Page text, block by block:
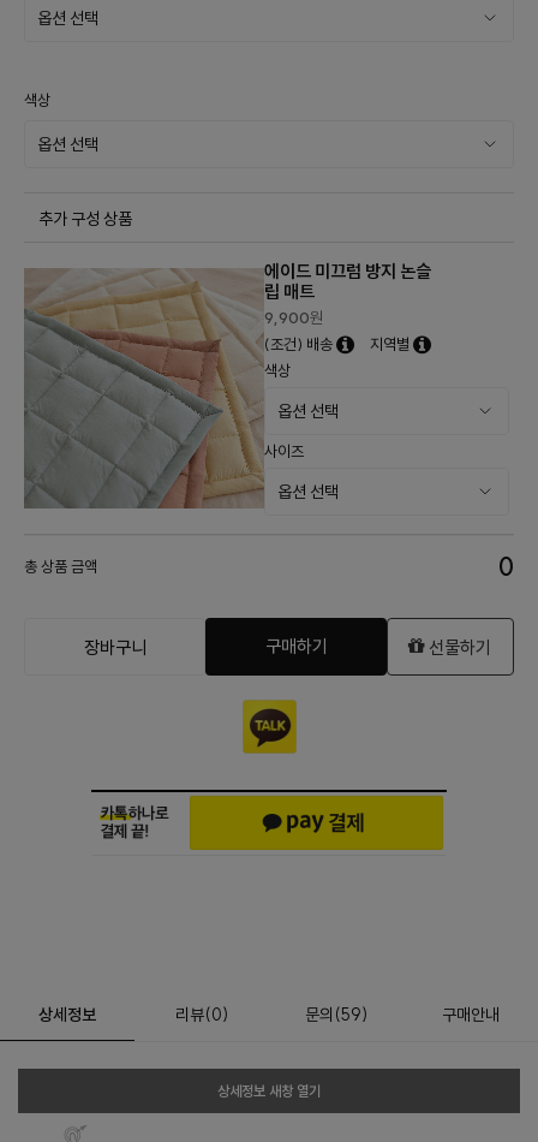
색상
추가 구성 상품
에이드 미끄럼 방지 논슬
립 매트
9,900원
(조건) 배송
지역별
색상
사이즈
총 상품 금액 0
장바구니 구매하기 선물하기
상세정보 리뷰(0) 문의 (59) 구매안내
상세정보 새창 열기